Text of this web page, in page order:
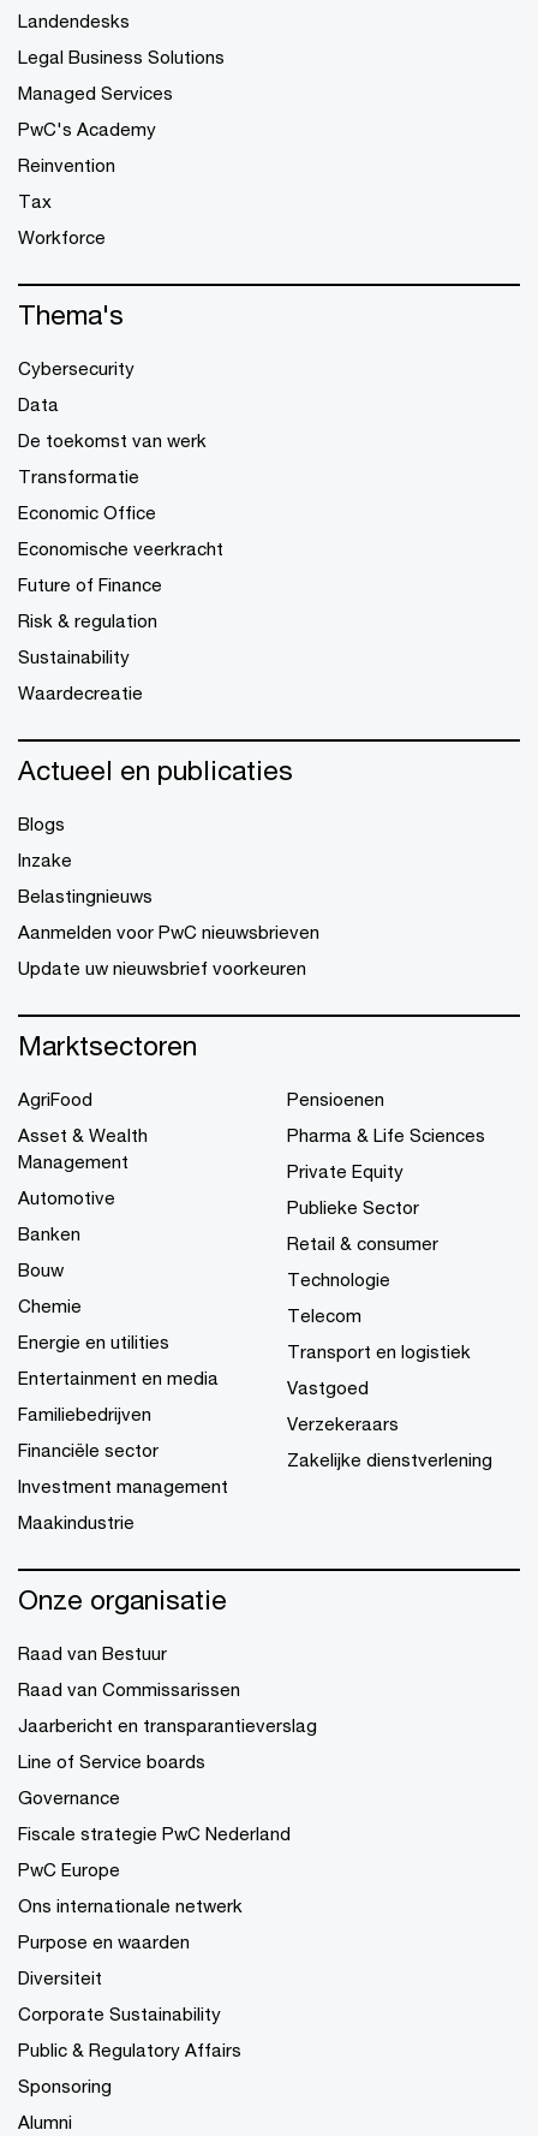
Landendesks
Legal Business Solutions
Managed Services
PwC's Academy
Reinvention
Tax
Workforce
Thema's
Cybersecurity
Data
De toekomst van werk
Transformatie
Economic Office
Economische veerkracht
Future of Finance
Risk & regulation
Sustainability
Waardecreatie
Actueel en publicaties
Blogs
Inzake
Belastingnieuws
Aanmelden voor PwC nieuwsbrieven
Update uw nieuwsbrief voorkeuren
Marktsectoren
AgriFood
Asset & Wealth
Management
Automotive
Banken
Bouw
Chemie
Energie en utilities
Entertainment en media
Familiebedrijven
Financiële sector
Investment management
Maakindustrie
Pensioenen
Pharma & Life Sciences
Private Equity
Publieke Sector
Retail & consumer
Technologie
Telecom
Transport en logistiek
Vastgoed
Verzekeraars
Zakelijke dienstverlening
Onze organisatie
Raad van Bestuur
Raad van Commissarissen
Jaarbericht en transparantieverslag
Line of Service boards
Governance
Fiscale strategie PwC Nederland
PwC Europe
Ons internationale netwerk
Purpose en waarden
Diversiteit
Corporate Sustainability
Public & Regulatory Affairs
Sponsoring
Alumni